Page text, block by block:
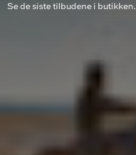
Se de siste tilbudene i butikken.